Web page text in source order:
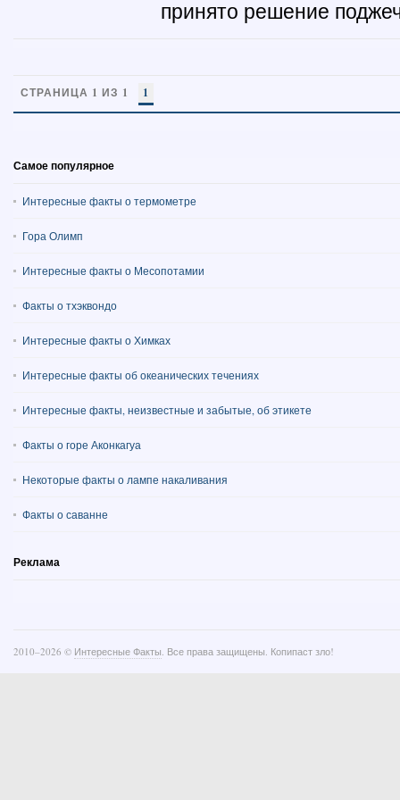
принято решение
СТРАНИЦА 1 ИЗ 1 1
Самое популярное
Интересные факты о термометре
Гора Олимп
Интересные факты о Месопотамии
Факты о тхэквондо
Интересные факты о Химках
Интересные факты об океанических течениях
Интересные факты, неизвестные и забытые, об этикете
Факты о горе Аконкагуа
Некоторые факты о лампе накаливания
Факты о саванне
Реклама
2010–2026 © Интересные Факты. Все права защищены. Копипаст зло!